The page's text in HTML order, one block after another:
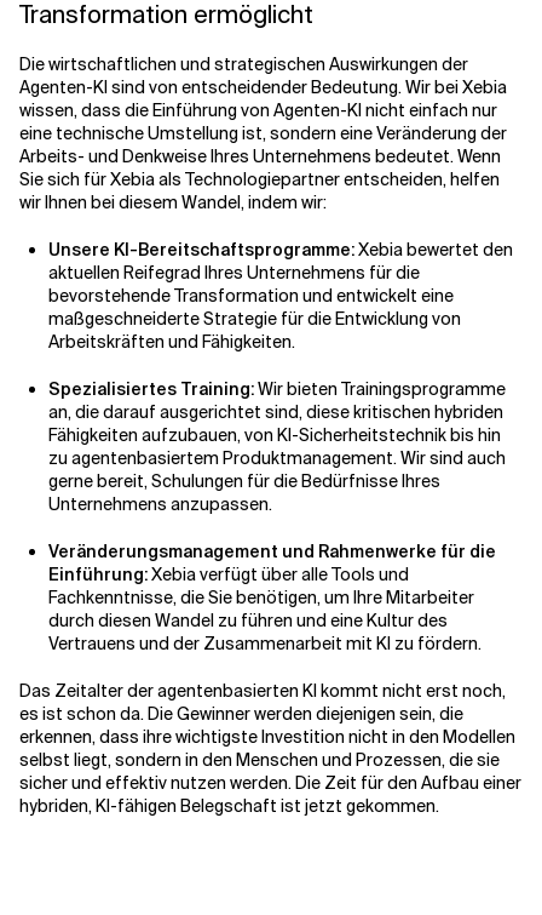
Transformation ermöglicht
Die wirtschaftlichen und strategischen Auswirkungen der
Agenten-KI sind von entscheidender Bedeutung. Wir bei Xebia
wissen, dass die Einführung von Agenten-KI nicht einfach nur
eine technische Umstellung ist, sondern eine Veränderung der
Arbeits- und Denkweise Ihres Unternehmens bedeutet. Wenn
Sie sich für Xebia als Technologiepartner entscheiden, helfen
wir Ihnen bei diesem Wandel, indem wir:
Unsere KI-Bereitschaftsprogramme:Xebia bewertet den
aktuellen Reifegrad Ihres Unternehmens für die
bevorstehende Transformation und entwickelt eine
maßgeschneiderte Strategie für die Entwicklung von
Arbeitskräften und Fähigkeiten.
Spezialisiertes Training:Wir bieten Trainingsprogramme
an, die darauf ausgerichtet sind, diese kritischen hybriden
Fähigkeiten aufzubauen, von KI-Sicherheitstechnik bis hin
zu agentenbasiertem Produktmanagement. Wir sind auch
gerne bereit, Schulungen für die Bedürfnisse Ihres
Unternehmens anzupassen.
Veränderungsmanagement und Rahmenwerke für die
Einführung:Xebia verfügt über alle Tools und
Fachkenntnisse, die Sie benötigen, um Ihre Mitarbeiter
durch diesen Wandel zu führen und eine Kultur des
Vertrauens und der Zusammenarbeit mit KI zu fördern.
Das Zeitalter der agentenbasierten KI kommt nicht erst noch,
es ist schon da. Die Gewinner werden diejenigen sein, die
erkennen, dass ihre wichtigste Investition nicht in den Modellen
selbst liegt, sondern in den Menschen und Prozessen, die sie
sicher und effektiv nutzen werden. Die Zeit für den Aufbau einer
hybriden, KI-fähigen Belegschaft ist jetzt gekommen.